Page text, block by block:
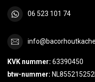
06 523 101 74
KVK nummer: 63390450
btw-nummer: